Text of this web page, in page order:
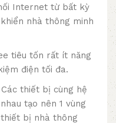
Internet từ bất kỳ
nhà thông minh
tiêu tốn rất ít năng
điện tối đa.
thiết bị cùng hệ
tạo nên 1 vùng
bị nhà thông